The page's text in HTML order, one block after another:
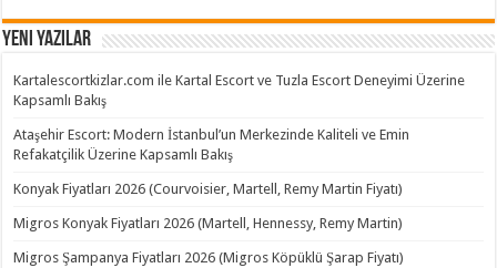
Yeni Yazılar
Kartalescortkizlar.com ile Kartal Escort ve Tuzla Escort Deneyimi Üzerine
Kapsamlı Bakış
Ataşehir Escort: Modern İstanbul’un Merkezinde Kaliteli ve Emin
Refakatçilik Üzerine Kapsamlı Bakış
Konyak Fiyatları 2026 (Courvoisier, Martell, Remy Martin Fiyatı)
Migros Konyak Fiyatları 2026 (Martell, Hennessy, Remy Martin)
Migros Şampanya Fiyatları 2026 (Migros Köpüklü Şarap Fiyatı)